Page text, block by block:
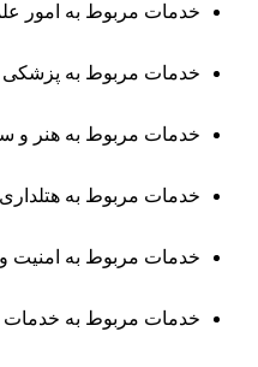
خدمات مربوط به امور
خدمات مربوط به پزشکی
خدمات مربوط به هنر و
خدمات مربوط به
خدمات مربوط به امنیت
خدمات مربوط به